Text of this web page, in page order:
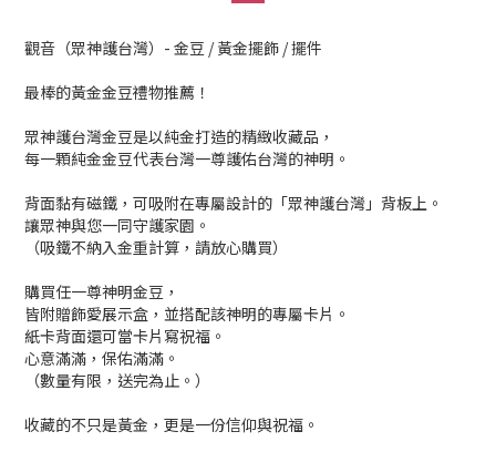
觀音（眾神護台灣）- 金豆 / 黃金擺飾 / 擺件
最棒的黃金金豆禮物推薦！
眾神護台灣金豆是以純金打造的精緻收藏品，
每一顆純金金豆代表台灣一尊護佑台灣的神明。
背面黏有磁鐵，可吸附在專屬設計的「眾神護台灣」背板上。
讓眾神與您一同守護家園。
（吸鐵不納入金重計算，請放心購買）
購買任一尊神明金豆，
皆附贈飾愛展示盒，並搭配該神明的專屬卡片。
紙卡背面還可當卡片寫祝福。
心意滿滿，保佑滿滿。
（數量有限，送完為止。）
收藏的不只是黃金，更是一份信仰與祝福。